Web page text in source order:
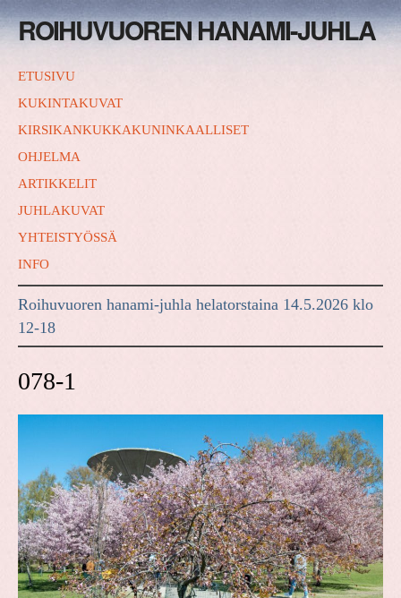
ROIHUVUOREN HANAMI-JUHLA
ETUSIVU
KUKINTAKUVAT
KIRSIKANKUKKAKUNINKAALLISET
OHJELMA
ARTIKKELIT
JUHLAKUVAT
YHTEISTYÖSSÄ
INFO
Roihuvuoren hanami-juhla helatorstaina 14.5.2026 klo
12-18
078-1